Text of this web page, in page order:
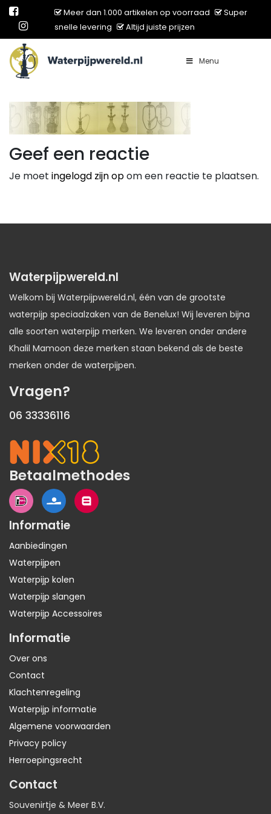
Meer dan 1.000 artikelen op voorraad
Super
snelle levering
Altijd juiste prijzen
Main Navigation Menu
Geef een reactie
Je moet ingelogd zijn opom een reactie te plaatsen.
Waterpijpwereld.nl
Welkom bij Waterpijpwereld.nl, één van de grootste
waterpijp speciaalzaken van de Benelux! Wij leveren bijna
alle soorten waterpijp merken. We leveren onder andere
Khalil Mamoon deze merken staan bekend als de beste
merken onder de waterpijpen.
Vragen?
06 33336116
Betaalmethodes
Informatie
Aanbiedingen
Waterpijpen
Waterpijp kolen
Waterpijp slangen
Waterpijp Accessoires
Informatie
Over ons
Contact
Klachtenregeling
Waterpijp informatie
Algemene voorwaarden
Privacy policy
Herroepingsrecht
Contact
Souvenirtje & Meer B.V.